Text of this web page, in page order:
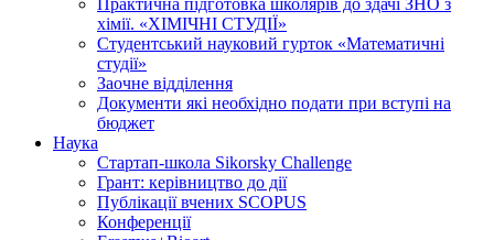
хімії. «ХІМІЧНІ СТУДІЇ»
Студентський науковий гурток «Математичні
студії»
Заочне відділення
Документи які необхідно подати при вступі на
бюджет
Наука
Стартап-школа Sikorsky Challenge
Грант: керівництво до дії
Публікації вчених SCOPUS
Конференції